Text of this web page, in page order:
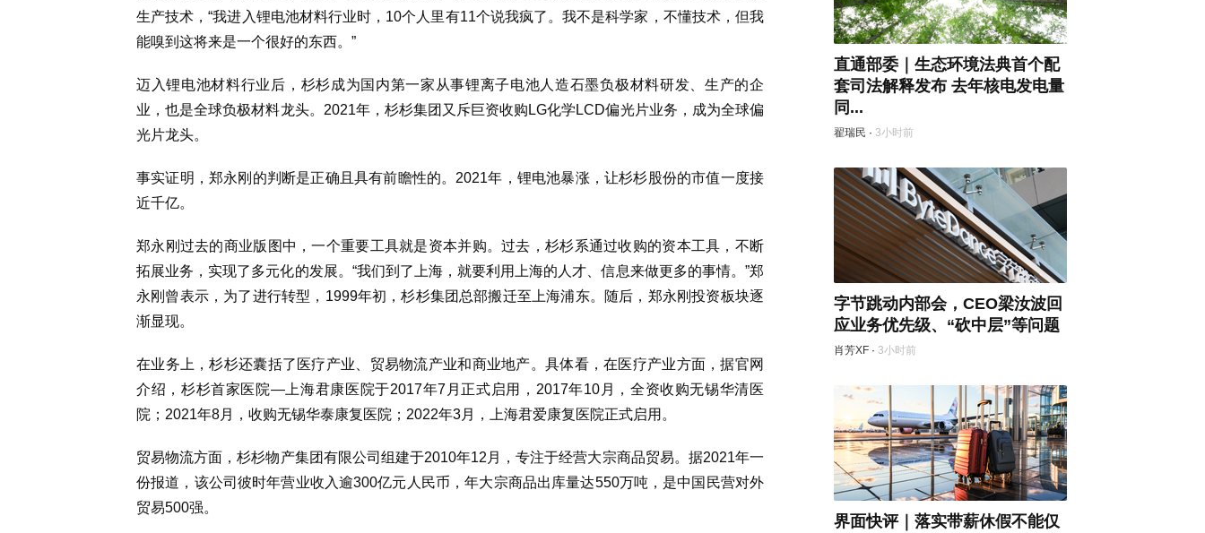
生产技术，“我进入锂电池材料行业时，10个人里有11个说我疯了。我不是科学家，不懂技术，但我
能嗅到这将来是一个很好的东西。”
迈入锂电池材料行业后，杉杉成为国内第一家从事锂离子电池人造石墨负极材料研发、生产的企
业，也是全球负极材料龙头。2021年，杉杉集团又斥巨资收购LG化学LCD偏光片业务，成为全球偏
光片龙头。
事实证明，郑永刚的判断是正确且具有前瞻性的。2021年，锂电池暴涨，让杉杉股份的市值一度接
近千亿。
郑永刚过去的商业版图中，一个重要工具就是资本并购。过去，杉杉系通过收购的资本工具，不断
拓展业务，实现了多元化的发展。“我们到了上海，就要利用上海的人才、信息来做更多的事情。”郑
永刚曾表示，为了进行转型，1999年初，杉杉集团总部搬迁至上海浦东。随后，郑永刚投资板块逐
渐显现。
在业务上，杉杉还囊括了医疗产业、贸易物流产业和商业地产。具体看，在医疗产业方面，据官网
介绍，杉杉首家医院—上海君康医院于2017年7月正式启用，2017年10月，全资收购无锡华清医
院；2021年8月，收购无锡华泰康复医院；2022年3月，上海君爱康复医院正式启用。
贸易物流方面，杉杉物产集团有限公司组建于2010年12月，专注于经营大宗商品贸易。据2021年一
份报道，该公司彼时年营业收入逾300亿元人民币，年大宗商品出库量达550万吨，是中国民营对外
贸易500强。
直通部委｜生态环境法典首个配
套司法解释发布 去年核电发电量
同...
翟瑞民 · 3小时前
字节跳动内部会，CEO梁汝波回
应业务优先级、“砍中层”等问题
肖芳XF · 3小时前
界面快评｜落实带薪休假不能仅